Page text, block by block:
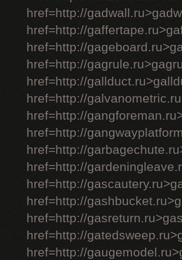
href=http://
href=http://
href=http://
href=http://
href=http://
href=http://
href=http://
href=http://
href=http://
href=http://
href=http://
href=http://
href=http://
href=http://
href=http://